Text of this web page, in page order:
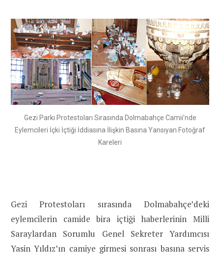
Gezi Parkı Protestoları Sırasında Dolmabahçe Camii’nde
Eylemcileri İçki İçtiği İddiasına İlişkin Basına Yansıyan Fotoğraf
Kareleri
Gezi Protestoları sırasında Dolmabahçe’deki
eylemcilerin camide bira içtiği haberlerinin Milli
Saraylardan Sorumlu Genel Sekreter Yardımcısı
Yasin Yıldız’ın camiye girmesi sonrası basına servis